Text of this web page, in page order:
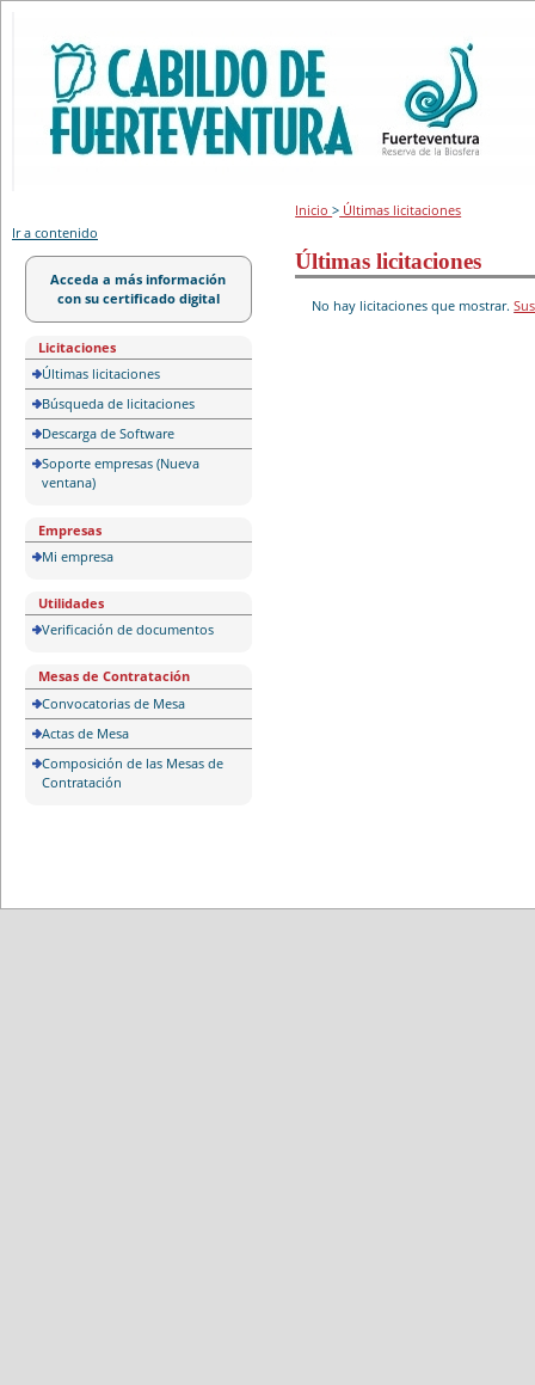
Ir a contenido
Acceda a más información
con su certificado digital
Licitaciones
Últimas licitaciones
Búsqueda de licitaciones
Descarga de Software
Soporte empresas (Nueva
ventana)
Empresas
Mi empresa
Utilidades
Verificación de documentos
Mesas de Contratación
Convocatorias de Mesa
Actas de Mesa
Composición de las Mesas de
Contratación
Inicio> Últimas licitaciones
Últimas licitaciones
No hay licitaciones que mostrar.